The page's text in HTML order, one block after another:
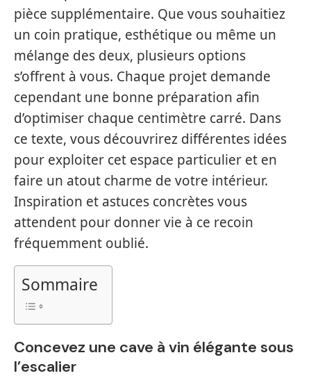
pièce supplémentaire. Que vous souhaitiez
un coin pratique, esthétique ou même un
mélange des deux, plusieurs options
s’offrent à vous. Chaque projet demande
cependant une bonne préparation afin
d’optimiser chaque centimètre carré. Dans
ce texte, vous découvrirez différentes idées
pour exploiter cet espace particulier et en
faire un atout charme de votre intérieur.
Inspiration et astuces concrètes vous
attendent pour donner vie à ce recoin
fréquemment oublié.
Sommaire
Concevez une cave à vin élégante sous
l’escalier